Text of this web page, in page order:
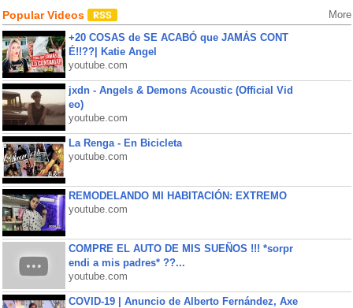
Popular Videos More
+20 COSAS de SE ACABÓ que JAMÁS CONT
É!!??| Katie Angel
youtube.com
jxdn - Angels & Demons Acoustic (Official Vid
eo)
youtube.com
La Renga - En Bicicleta
youtube.com
REMODELANDO MI HABITACIÓN: EXTREMO
youtube.com
COMPRE EL AUTO DE MIS SUEÑOS !!! *sorpr
endi a mis padres* ??...
youtube.com
COVID-19 | Anuncio de Alberto Fernández, Axe